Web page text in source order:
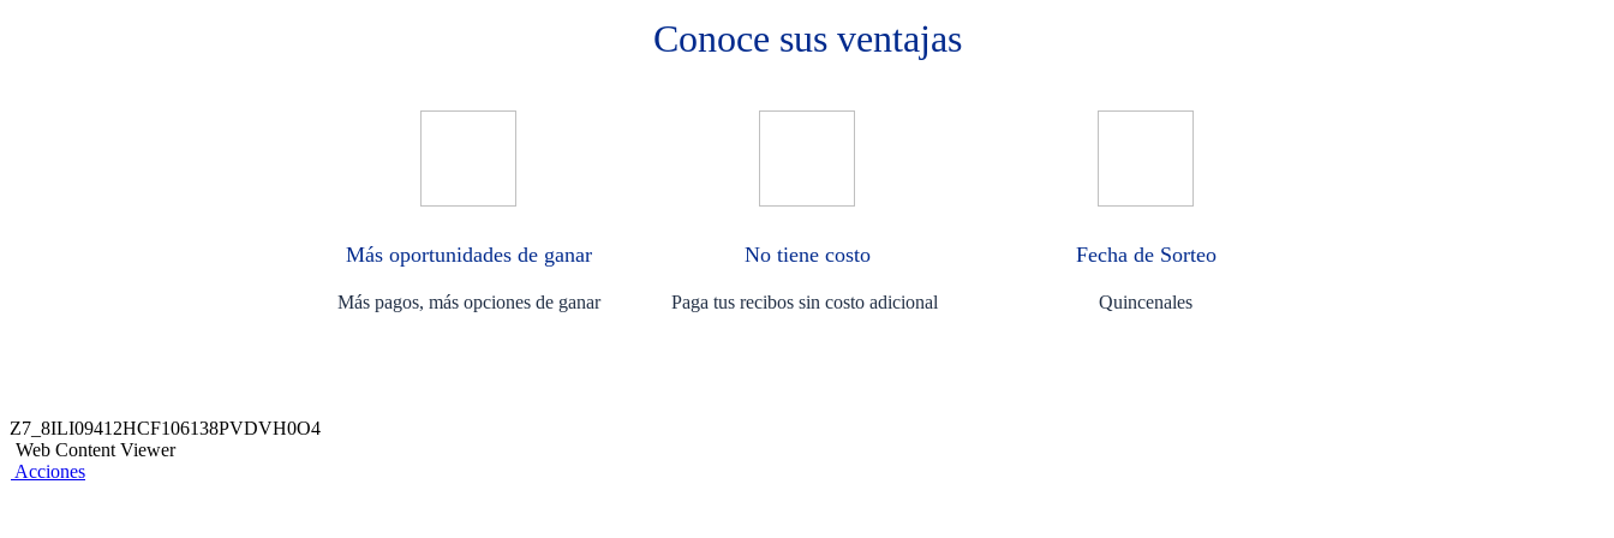
Conoce sus ventajas
Más oportunidades de ganar
Más pagos, más opciones de ganar
No tiene costo
Paga tus recibos sin costo adicional
Fecha de Sorteo
Quincenales
Z7_8ILI09412HCF106138PVDVH0O4
Web Content Viewer
Acciones